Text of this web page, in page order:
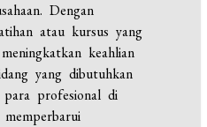
Dengan
atau kursus yang
keahlian
yang dibutuhkan
profesional di